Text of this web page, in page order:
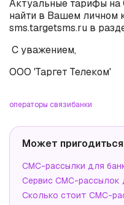
Актуальные тарифы
найти в Вашем личном
sms.targetsms.ru в
С уважением,
ООО 'Таргет Телеком'
операторы связибанки
Может пригодиться
СМС-рассылки для
Сервис СМС-рассылок
Сколько стоит СМС-